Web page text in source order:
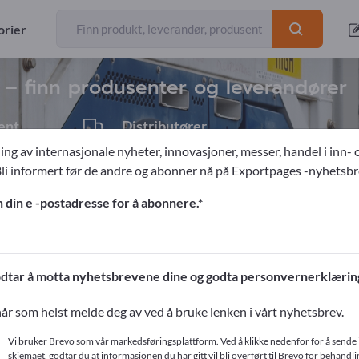
finn produsenter og leverandører
Distributører
2
eksportører
34
Drifts- og lagerinnretninger
>> start her
på Exportpages.
av internasjonale nyheter, innovasjoner, messer, handel i inn-
informert før de andre og abonner nå på Exportpages -
din e -postadresse for å abonnere.
å motta nyhetsbrevene dine og godta
som helst melde deg av ved å bruke lenken i vårt nyhetsbrev.
Vi bruker Brevo som vår markedsføringsplattform. Ved å klikke nedenfor for å sende
skjemaet, godtar du at informasjonen du har gitt vil bli overført til Brevo for